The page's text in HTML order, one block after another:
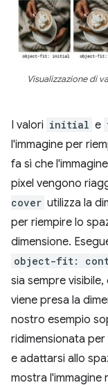
Visualizzazione di
I valori initial e
l'immagine per
fa sì che
pixel vengono
cover utilizza la
per riempire lo
dimensione.
object-fit:
sia sempre
viene presa la
nostro esempio
ridimensionata
e adattarsi allo
mostra l'immagine